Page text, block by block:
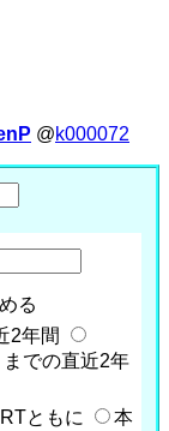
@k000072
る
2年間
までの直近2年
ともに
本